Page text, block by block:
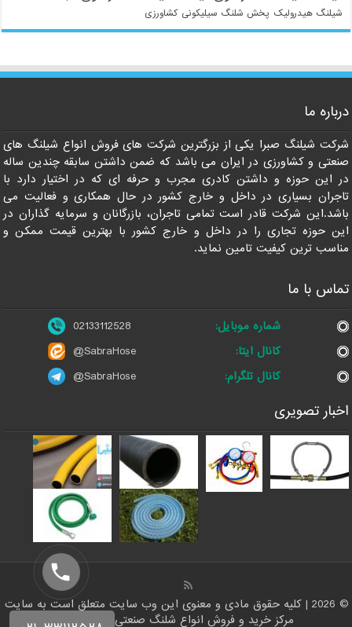
شیلنگ هیدرولیک پخش شلنگ سیلیکونی کشاورزی
درباره ما
شرکت شیلنگ صبرا یکی از بزرگترین شرکت های فروش انواع شیلنگ های
صنعتی و کشاورزی در ایران می باشد که ضمن داشتن سابقه چندین ساله
در این حوزه و داشتن کادری مجرب و حرفه ای که در اختیار دارد با
تاجران بسیاری در داخل و خارج کشور در حال همکاری و فعالیت می
باشد.این شرکت قادر است تمامی تاجران، بازرگانان و سرمایه گذاران در
این حوزه تجاری را در داخل و خارج کشور با بهترین قیمت ممکن و
مناسب ترین کیفیت تامین نماید.
تماس با ما
شماره موبایل:
02133112528
کانال ایتا:
@SabraHose
کانال تلگرام:
@SabraHose
اخبار تصویری
© 2026 | کلیه حقوق مادی و معنوی این وب سایت متعلق است به سایت
مرکز خرید و فروش انواع شلنگ صنعتی | شلنگ من